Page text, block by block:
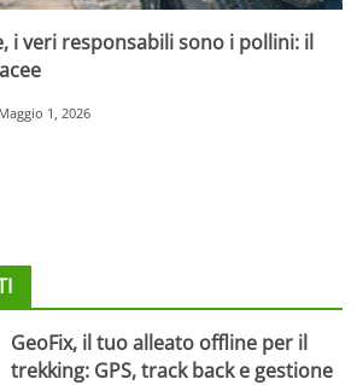
i veri responsabili sono i pollini: il
Maggio 1, 2026
GeoFix, il tuo alleato offline per il
trekking: GPS, track back e gestione